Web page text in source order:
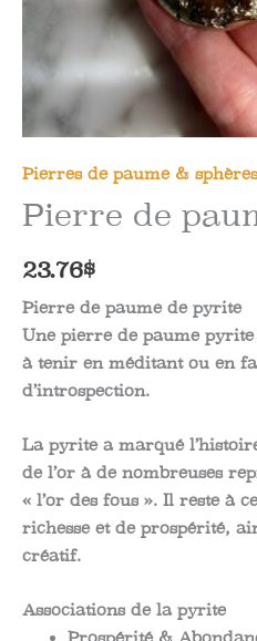
Pierres de paume & sphères
Pierre de
23.76$
Pierre de paume de pyrite
Une pierre de paume
à tenir en méditant ou en
d’introspection.
La pyrite a marqué
de l’or à de nombreuses
« l’or des fous ». Il reste à
richesse et de prospérité,
créatif.
Associations de la pyrite